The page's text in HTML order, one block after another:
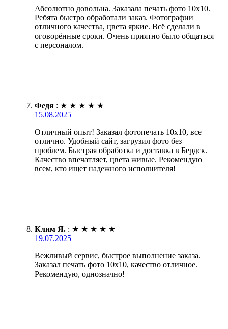
Абсолютно довольна. Заказала печать фото 10х10.
Ребята быстро обработали заказ. Фотографии
отличного качества, цвета яркие. Всё сделали в
оговорённые сроки. Очень приятно было общаться
с персоналом.
Федя : ★ ★ ★ ★ ★
15.08.2025
Отличный опыт! Заказал фотопечать 10х10, все
отлично. Удобный сайт, загрузил фото без
проблем. Быстрая обработка и доставка в Бердск.
Качество впечатляет, цвета живые. Рекомендую
всем, кто ищет надежного исполнителя!
Клим Я. : ★ ★ ★ ★ ★
19.07.2025
Вежливый сервис, быстрое выполнение заказа.
Заказал печать фото 10х10, качество отличное.
Рекомендую, однозначно!